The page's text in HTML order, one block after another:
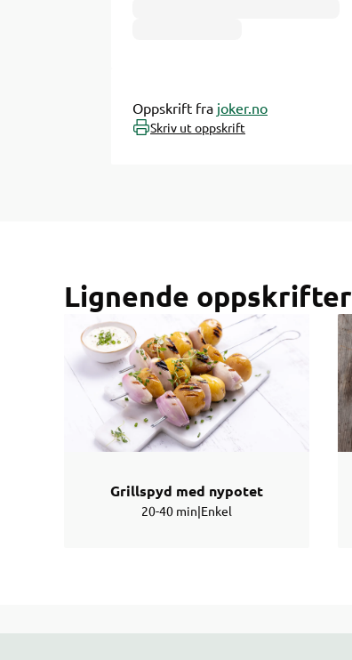
Oppskrift fra joker.no
Skriv ut oppskrift
Lignende oppskrifter
Grillspyd med nypotet
20-40 min|Enkel